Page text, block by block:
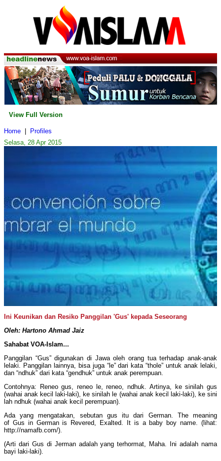
View Full Version
Home
Profiles
Selasa, 28 Apr 2015
Ini Keunikan dan Resiko Panggilan 'Gus' kepada Seseorang
Oleh: Hartono Ahmad Jaiz
Sahabat VOA-Islam...
Panggilan “Gus” digunakan di Jawa oleh orang tua terhadap anak-anak
lelaki. Panggilan lainnya, bisa juga “le” dari kata “thole” untuk anak lelaki,
dan “ndhuk” dari kata “gendhuk” untuk anak perempuan.
Contohnya: Reneo gus, reneo le, reneo, ndhuk. Artinya, ke sinilah gus
(wahai anak kecil laki-laki), ke sinilah le (wahai anak kecil laki-laki), ke sini
lah ndhuk (wahai anak kecil perempuan).
Ada yang mengatakan, sebutan gus itu dari German. The meaning
of Gus in German is Revered, Exalted. It is a baby boy name. (lihat:
http://namafb.com/).
(Arti dari Gus di Jerman adalah yang terhormat, Maha. Ini adalah nama
bayi laki-laki).